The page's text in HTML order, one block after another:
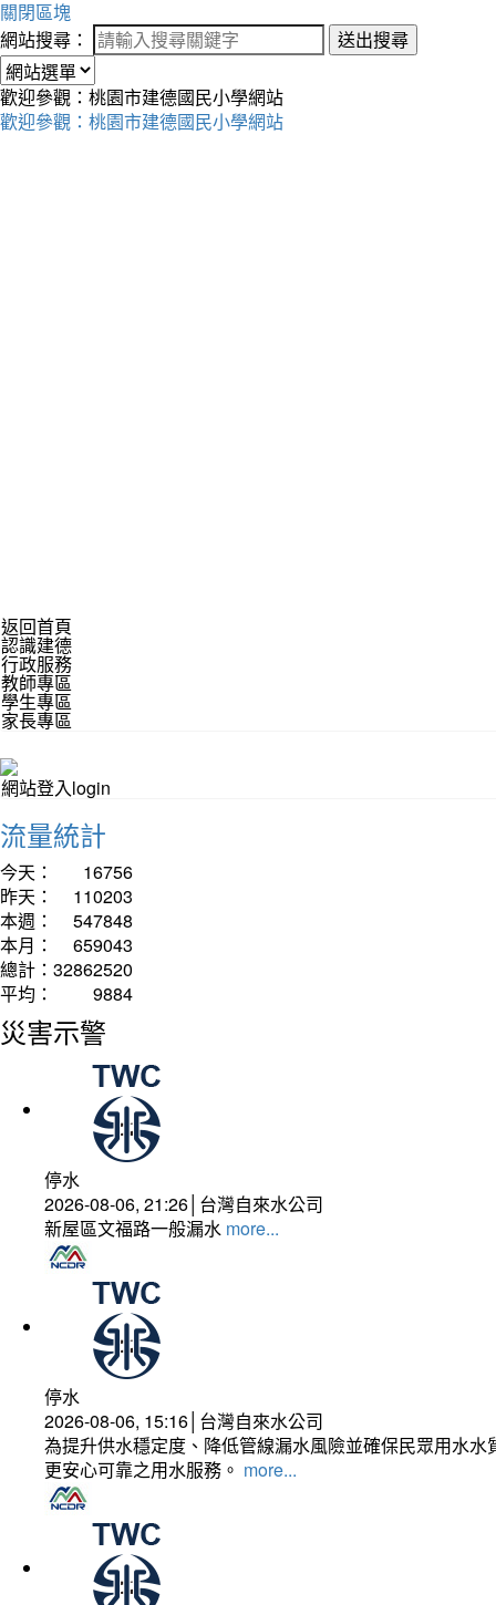
關閉區塊
網站搜尋：
送出搜尋
歡迎參觀：桃園市建德國民小學網站
歡迎參觀：桃園市建德國民小學網站
返回首頁
認識建德
行政服務
教師專區
學生專區
家長專區
網站登入login
流量統計
今天：
16756
昨天：
110203
本週：
547848
本月：
659043
總計： 32862520
平均：
9884
災害示警
停水
2026-08-06, 21:26│台灣自來水公司
新屋區文福路一般漏水 more...
停水
2026-08-06, 15:16│台灣自來水公司
為提升供水穩定度、降低管線漏水風險並確保民眾用水
更安心可靠之用水服務。 more...